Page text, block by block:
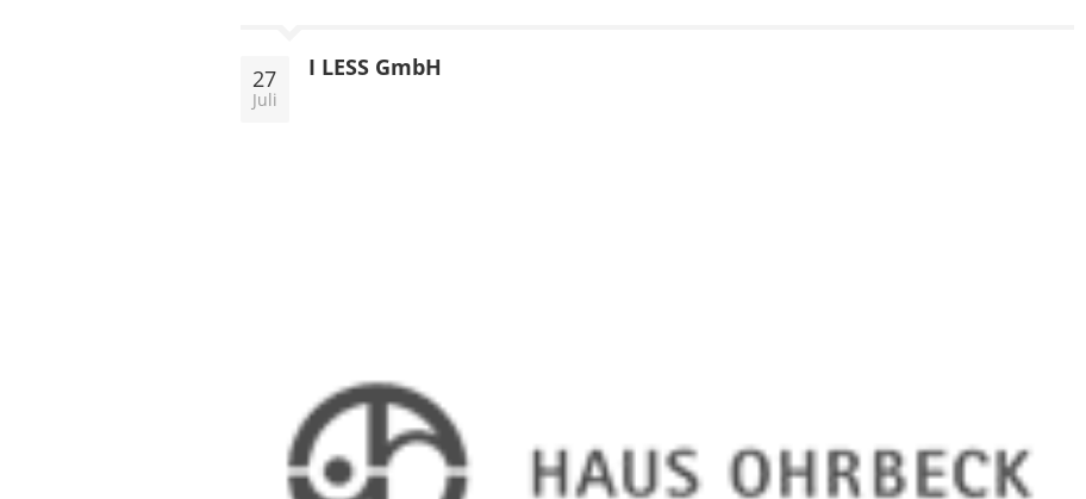
27
Juli
I LESS GmbH